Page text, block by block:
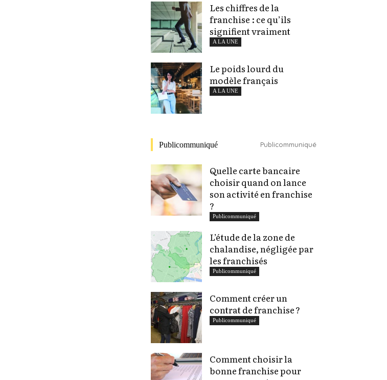
Les chiffres de la
franchise : ce qu’ils
signifient vraiment
A LA UNE
Le poids lourd du
modèle français
A LA UNE
Publicommuniqué Publicommuniqué
Quelle carte bancaire
choisir quand on lance
son activité en franchise
?
Publicommuniqué
L’étude de la zone de
chalandise, négligée par
les franchisés
Publicommuniqué
Comment créer un
contrat de franchise ?
Publicommuniqué
Comment choisir la
bonne franchise pour